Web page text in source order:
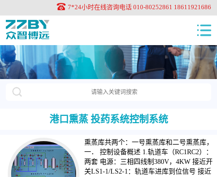
7*24小时在线咨询电话 010-80252861 18611921686
港口熏蒸 投药系统控制系统
熏蒸库共两个：一号熏蒸库和二号熏蒸库，
一． 控制设备概述 1.轨道车（RC1RC2）：
两套 电源：三相四线制380V，4KW 接近开
关LS1-1/LS2-1：轨道车进库到位信号 接近